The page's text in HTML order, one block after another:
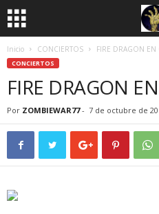
Inicio CONCIERTOS FIRE DRAGON EN
CONCIERTOS
FIRE DRAGON
Por ZOMBIEWAR77- 7 de octubre de